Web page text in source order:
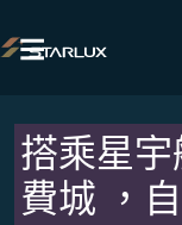

搭乘星
費城 ，自